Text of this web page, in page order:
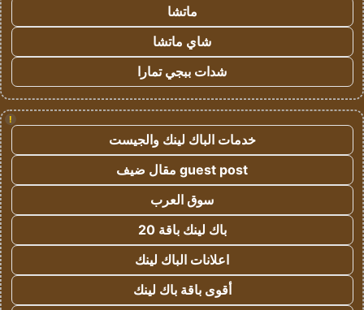
ماتشا
شاي ماتشا
شدات ببجي تمارا
!
خدمات الباك لينك والجيست
guest post مقال ضيف
سوق العرب
باك لينك باقة 20
اعلانات الباك لينك
أقوى باقة باك لينك